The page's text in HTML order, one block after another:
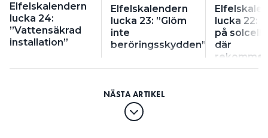
Elfelskalendern
lucka 24:
”Vattensäkrad
installation”
Elfelskalendern
lucka 23: ”Glöm
inte
beröringsskydden”
lucka 22: ”
på
där
var